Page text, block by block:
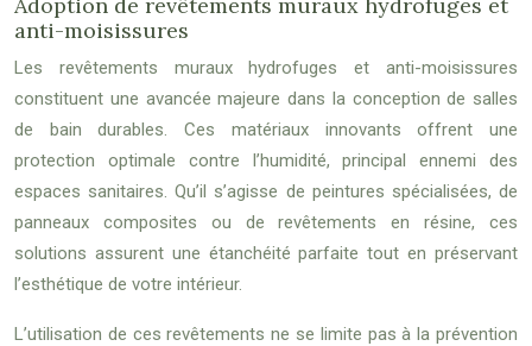
anti-moisissures
Les revêtements muraux hydrofuges et anti-moisissures
constituent une avancée majeure dans la conception de salles
de bain durables. Ces matériaux innovants offrent une
protection optimale contre l’humidité, principal ennemi des
espaces sanitaires. Qu’il s’agisse de peintures spécialisées, de
panneaux composites ou de revêtements en résine, ces
solutions assurent une étanchéité parfaite tout en préservant
l’esthétique de votre intérieur.
L’utilisation de ces revêtements ne se limite pas à la prévention